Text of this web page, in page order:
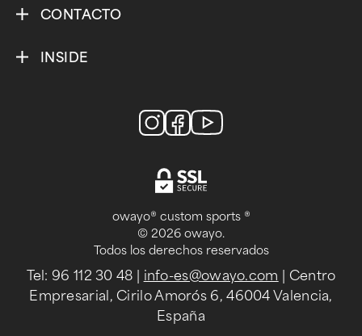
CONTACTO
INSIDE
owayo® custom sports ®
© 2026 owayo.
Todos los derechos reservados
Tel: 96 112 30 48 info-es@owayo.com | Centro
Empresarial, Cirilo Amorós 6, 46004 Valencia,
España